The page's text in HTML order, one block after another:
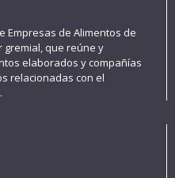
Empresas de Alimentos de
gremial, que reúne y
elaborados y compañías
relacionadas con el